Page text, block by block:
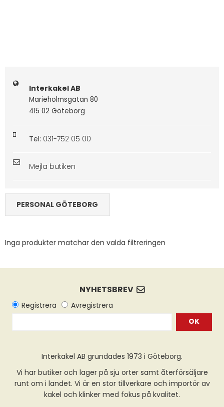
Interkakel AB
Marieholmsgatan 80
415 02 Göteborg
Tel: 031-752 05 00
Mejla butiken
PERSONAL GÖTEBORG
Inga produkter matchar den valda filtreringen
OK
Interkakel AB grundades 1973 i Göteborg.
Vi har butiker och lager på sju orter samt återförsäljare
runt om i landet. Vi är en stor tillverkare och importör av
kakel och klinker med fokus på kvalitet.